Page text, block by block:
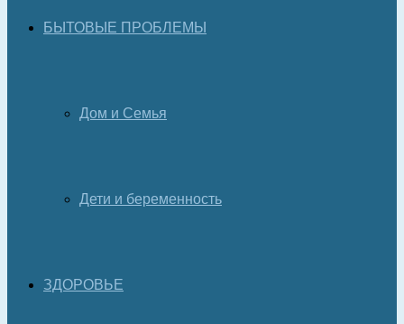
БЫТОВЫЕ ПРОБЛЕМЫ
Дом и Семья
Дети и беременность
ЗДОРОВЬЕ